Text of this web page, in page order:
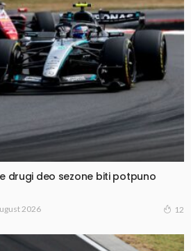
drugi deo sezone biti potpuno
2026 12